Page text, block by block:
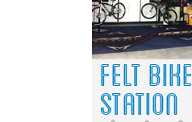
FELT BIKE
STATION